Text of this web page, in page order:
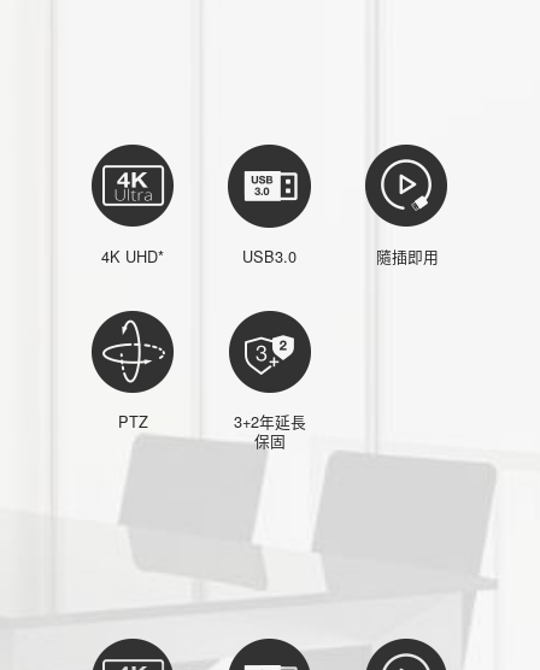
4K UHD* USB3.0 隨插即用
PTZ
3+2年延長
保固